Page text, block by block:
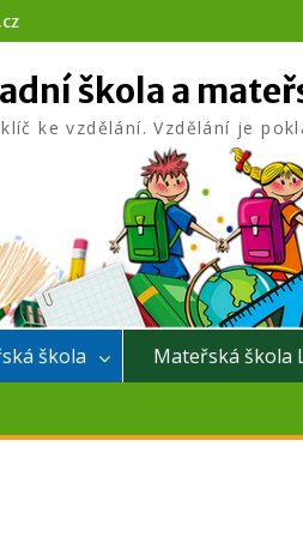
škola a
ke vzdělání. Vzdělání je
škola Mateřská škola